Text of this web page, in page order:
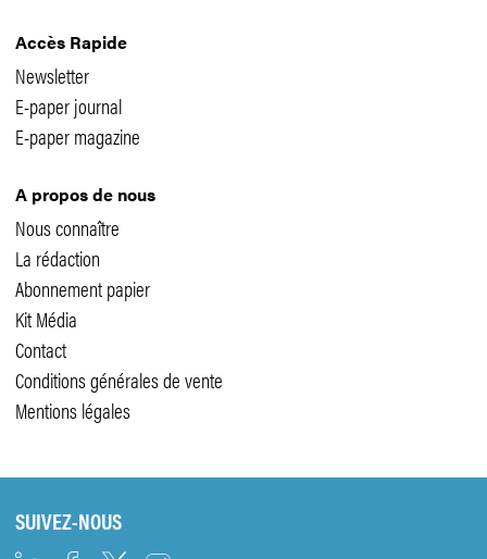
Accès Rapide
Newsletter
E-paper journal
E-paper magazine
A propos de nous
Nous connaître
La rédaction
Abonnement papier
Kit Média
Contact
Conditions générales de vente
Mentions légales
SUIVEZ-NOUS